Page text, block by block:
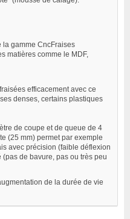
la gamme CncFraises
matières comme le MDF,
efficacement avec ce
denses, certains plastiques
de coupe et de queue de 4
(25 mm) permet par exemple
avec précision (faible déflexion
de bavure, pas ou très peu
de la durée de vie